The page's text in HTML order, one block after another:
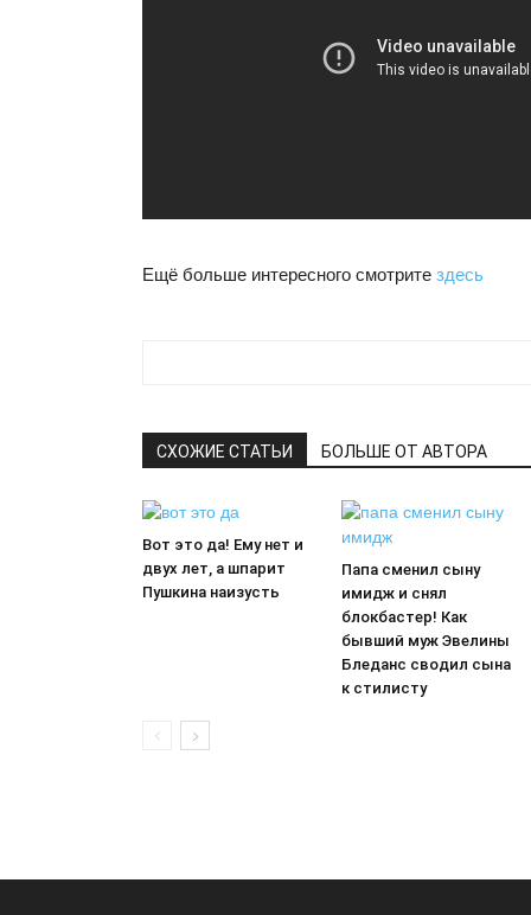
Ещё больше интересного смотрите здесь
СХОЖИЕ СТАТЬИ БОЛЬШЕ ОТ АВТОРА
Вот это да! Ему нет и
двух лет, а шпарит
Пушкина наизусть
Папа сменил сыну
имидж и снял
блокбастер! Как
бывший муж Эвелины
Бледанс сводил сына
к стилисту